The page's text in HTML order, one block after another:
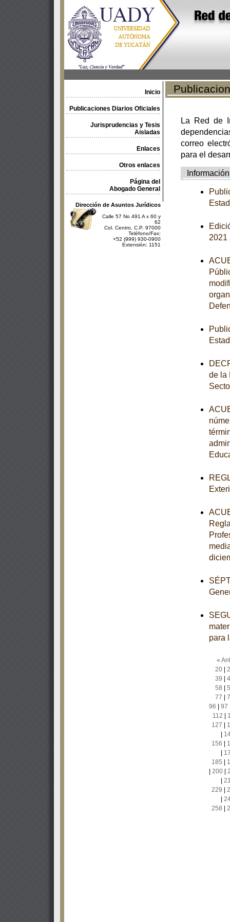
Inicio
Publicaciones Diarios Oficiales
Jurisprudencias y Tesis
Aisladas
Enlaces
Otros enlaces
Página del
Abogado General
Dirección de Asuntos Jurídicos
Calle 57 No 491 A x 60 y
62
Col. Centro, C.P. 97000
Teléfono/Fax:
+52 (999) 930-0900
Extensión: 1151
La Red de
correo
para el
Información
2021
de la
para
«
20|
39
58
77
96
97
112
127
156
185
200|
229
258